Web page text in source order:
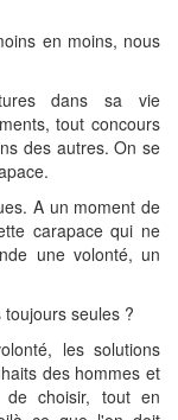
en moins, nous
dans sa vie
tout concours
des autres. On se
A un moment de
carapace qui ne
une volonté, un
seules ?
les solutions
des hommes et
choisir, tout en